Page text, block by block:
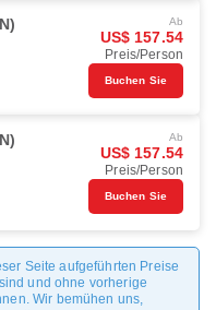
Ab
US$ 157.54
Preis/Person
Buchen Sie
Ab
US$ 157.54
Preis/Person
Buchen Sie
Seite aufgeführten Preise
und ohne vorherige
Wir bemühen uns,